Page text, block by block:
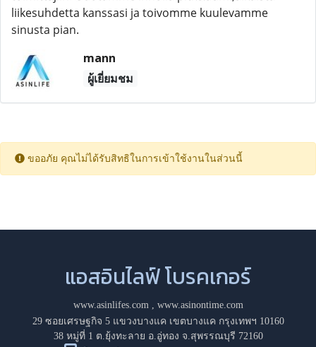
liikesuhdetta kanssasi ja toivomme kuulevamme
sinusta pian.
mann
ผู้เยี่ยมชม
ขออภัย คุณไม่ได้รับสิทธิในการเข้าใช้งานในส่วนนี้
แอสอินไลฟ์ โบรคเกอร์
www.asinlifes.com, www.asinontime.com
29 ซอยเศรษฐกิจ 5 แขวงบางแค เขตบางแค กรุงเทพฯ 10160
38 หมู่ที่ 1 ต.ยุ้งทะลาย อ.อู่ทอง จ.สุพรรณบุรี 72160